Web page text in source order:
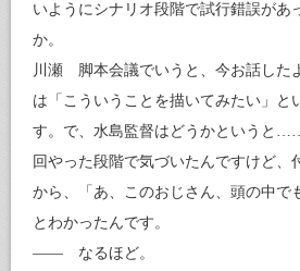
いようにシナリオ段階で試行錯誤があ
か。
川瀬 脚本会議でいうと、今お話した
は「こういうことを描いてみたい」と
す。で、水島監督はどうかというと
回やった段階で気づいたんですけど、
から、「あ、このおじさん、頭の中で
とわかったんです。
—— なるほど。